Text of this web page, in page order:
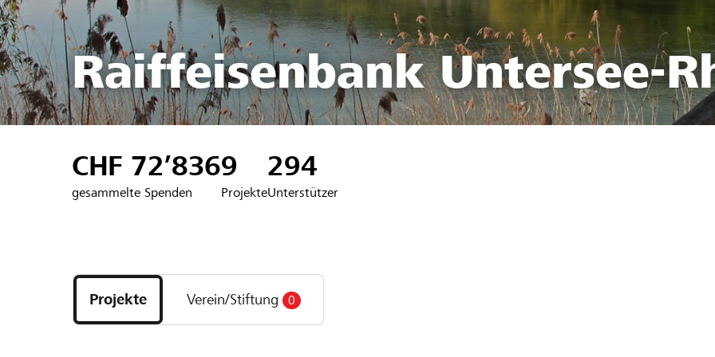
Raiffeisenbank Untersee-
CHF 72’836
gesammelte Spenden
9
Projekte
294
Unterstützer
Projekte
und
Organisationen
Projekte Verein/Stiftung 0